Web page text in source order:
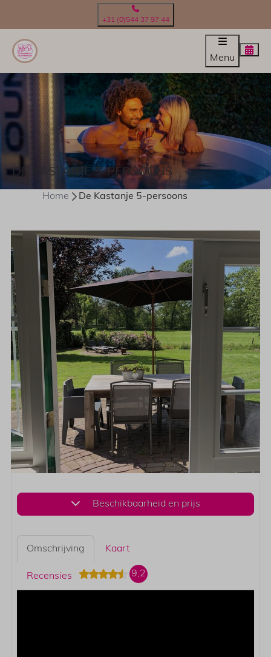
+31 (0)544 37 97 44
Menu
DE KASTANJE 5-PERSOONS
Home De Kastanje 5-persoons
Beschikbaarheid en prijs
Omschrijving Kaart
Recensies 9,2